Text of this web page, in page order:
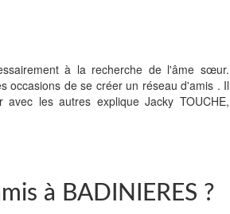
à la recherche de l'âme sœur.
occasions de se créer un réseau d'amis . Il
les autres explique Jacky TOUCHE,
à BADINIERES ?